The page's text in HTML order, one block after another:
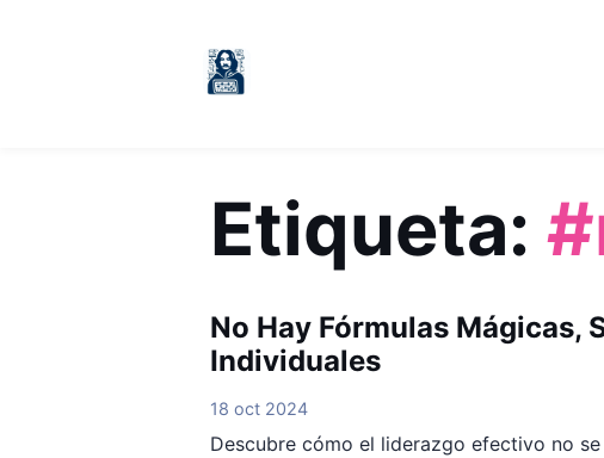
Etiqueta:
No Hay Fórmulas Mágicas,
Individuales
18 oct 2024
Descubre cómo el liderazgo efectivo no